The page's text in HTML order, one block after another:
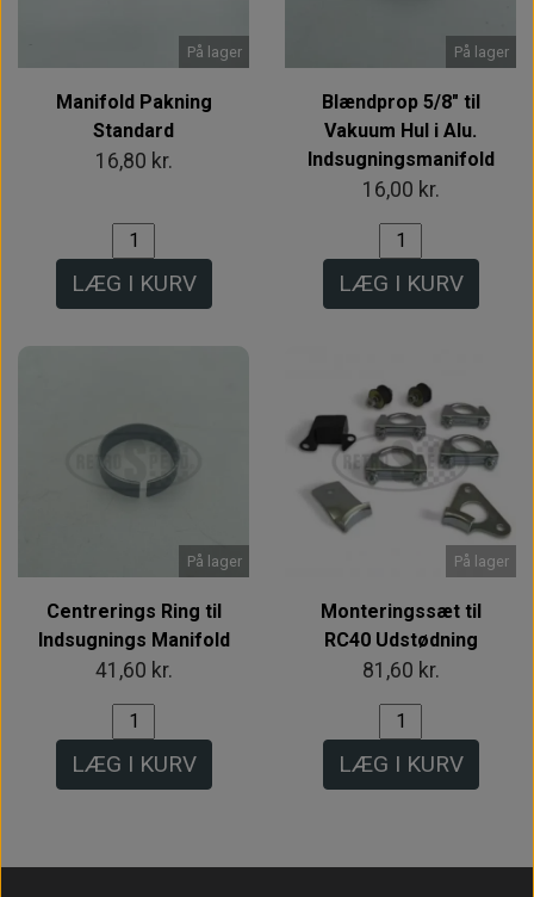
På lager
Manifold Pakning
Standard
16,80 kr.
LÆG I KURV
På lager
Blændprop 5/8" til
Vakuum Hul i Alu.
Indsugningsmanifold
16,00 kr.
LÆG I KURV
På lager
Centrerings Ring til
Indsugnings Manifold
41,60 kr.
LÆG I KURV
På lager
Monteringssæt til
RC40 Udstødning
81,60 kr.
LÆG I KURV